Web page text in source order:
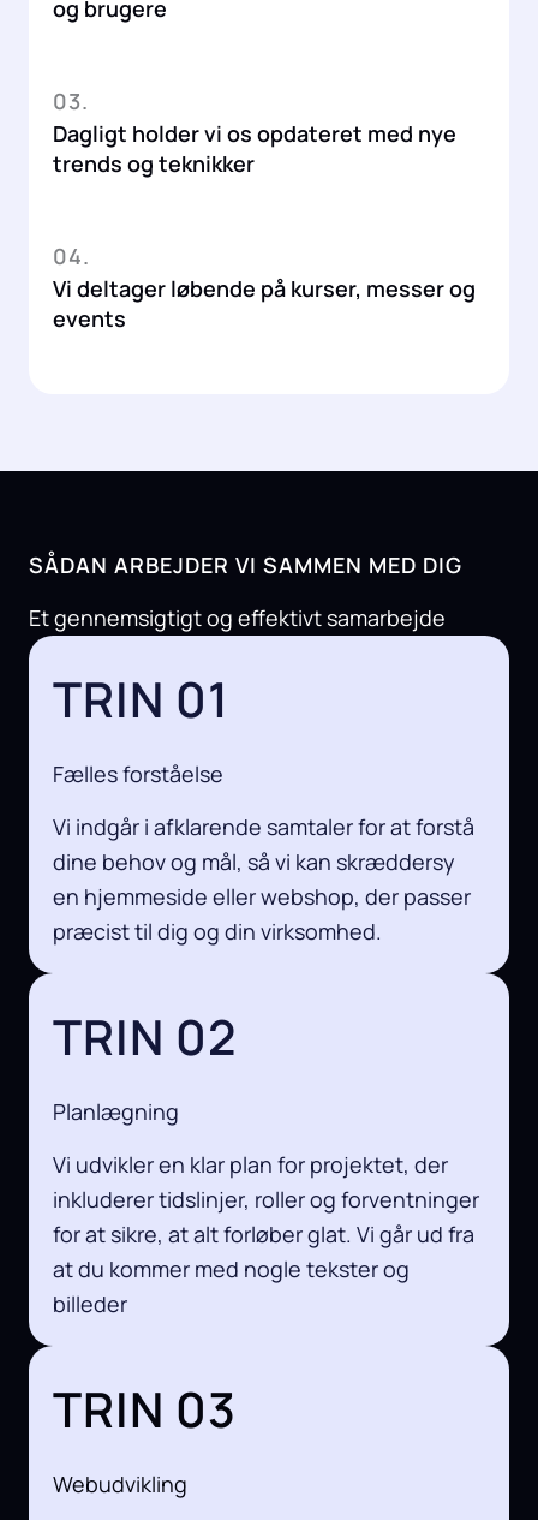
og brugere
03.
Dagligt holder vi os opdateret med nye
trends og teknikker
04.
Vi deltager løbende på kurser, messer og
events
SÅDAN ARBEJDER VI SAMMEN MED DIG
Et gennemsigtigt og effektivt samarbejde
TRIN 01
Fælles forståelse
Vi indgår i afklarende samtaler for at forstå
dine behov og mål, så vi kan skræddersy
en hjemmeside eller webshop, der passer
præcist til dig og din virksomhed.
TRIN 02
Planlægning
Vi udvikler en klar plan for projektet, der
inkluderer tidslinjer, roller og forventninger
for at sikre, at alt forløber glat. Vi går ud fra
at du kommer med nogle tekster og
billeder
TRIN 03
Webudvikling